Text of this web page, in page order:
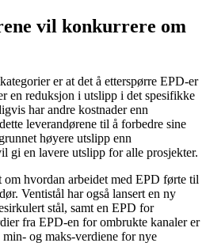
vil konkurrere om
er at det å etterspørre EPD-er
en reduksjon i utslipp i det spesifikke
har andre kostnader enn
leverandørene til å forbedre sine
høyere utslipp enn
gi en lavere utslipp for alle prosjekter.
hvordan arbeidet med EPD førte til
Ventistål har også lansert en ny
stål, samt en EPD for
fra EPD-en for ombrukte kanaler er
og maks-verdiene for nye